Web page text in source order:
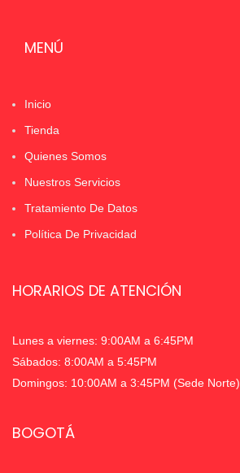
MENÚ
Inicio
Tienda
Quienes Somos
Nuestros Servicios
Tratamiento De Datos
Política De Privacidad
HORARIOS DE ATENCIÓN
Lunes a viernes: 9:00AM a 6:45PM
Sábados: 8:00AM a 5:45PM
Domingos: 10:00AM a 3:45PM (Sede Norte)
BOGOTÁ